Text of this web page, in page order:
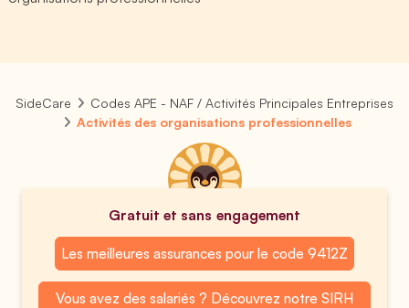
SideCare
Codes APE - NAF / Activités Principales Entreprises
Activités des organisations professionnelles
Gratuit et sans engagement
Les meilleures assurances pour le code 9412Z
Vous avez des salariés ? Découvrez notre SIRH